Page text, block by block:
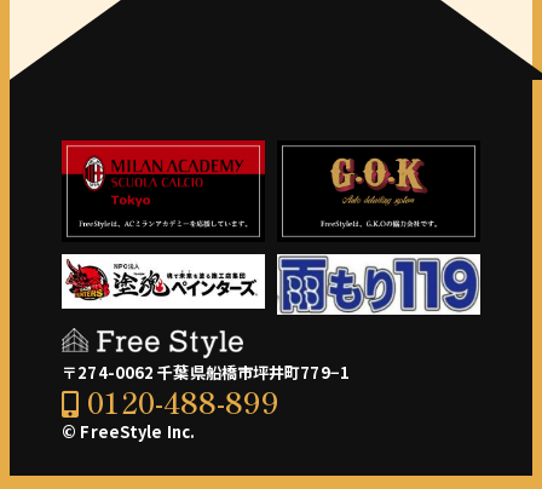
〒274-0062 千葉県船橋市坪井町779−1
0120-488-899
© FreeStyle Inc.